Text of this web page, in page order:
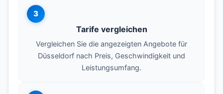
3
Tarife vergleichen
Vergleichen Sie die angezeigten Angebote für
Düsseldorf nach Preis, Geschwindigkeit und
Leistungsumfang.